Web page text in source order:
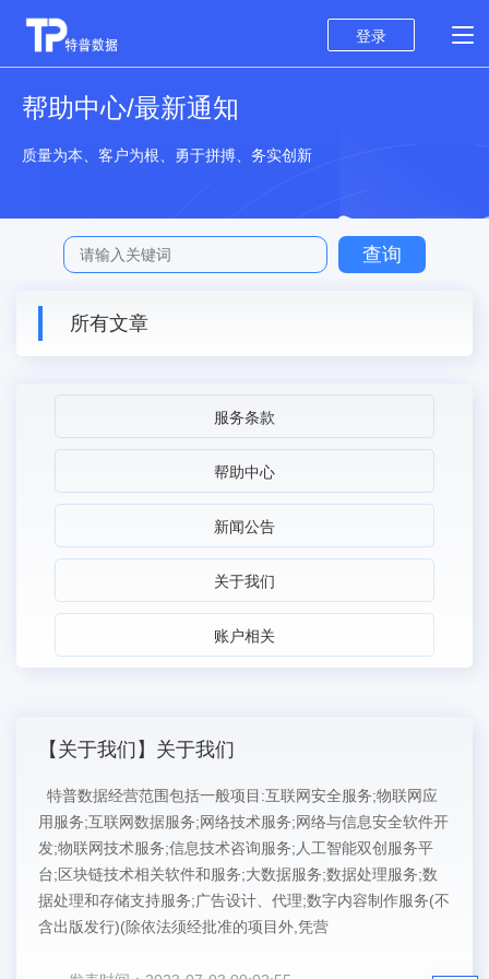
登录
帮助中心/最新通知
质量为本、客户为根、勇于拼搏、务实创新
所有文章
服务条款
帮助中心
新闻公告
关于我们
账户相关
【关于我们】关于我们
特普数据经营范围包括一般项目:互联网安全服务;物联网应
用服务;互联网数据服务;网络技术服务;网络与信息安全软件开
发;物联网技术服务;信息技术咨询服务;人工智能双创服务平
台;区块链技术相关软件和服务;大数据服务;数据处理服务;数
据处理和存储支持服务;广告设计、代理;数字内容制作服务(不
含出版发行)(除依法须经批准的项目外,凭营